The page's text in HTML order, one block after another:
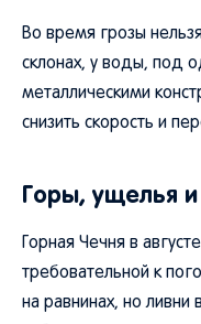
Во время грозы
склонах, у воды, под
металлическими
снизить скорость и
Горы, ущелья
Горная Чечня в
требовательной к
на равнинах, но ливни